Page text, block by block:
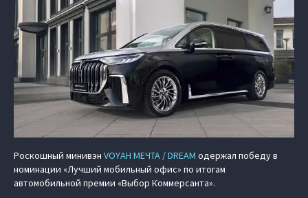
Роскошный минивэн VOYAH МЕЧТА / DREAM одержал победу в
номинации «Лучший мобильный офис» по итогам
автомобильной премии «Выбор Коммерсанта».